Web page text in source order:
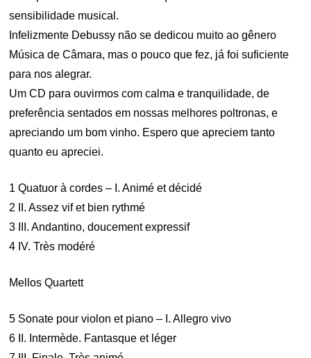
sensibilidade musical.
Infelizmente Debussy não se dedicou muito ao gênero
Música de Câmara, mas o pouco que fez, já foi suficiente
para nos alegrar.
Um CD para ouvirmos com calma e tranquilidade, de
preferência sentados em nossas melhores poltronas, e
apreciando um bom vinho. Espero que apreciem tanto
quanto eu apreciei.
1 Quatuor à cordes – I. Animé et décidé
2 II. Assez vif et bien rythmé
3 III. Andantino, doucement expressif
4 IV. Très modéré
Mellos Quartett
5 Sonate pour violon et piano – I. Allegro vivo
6 II. Intermède. Fantasque et léger